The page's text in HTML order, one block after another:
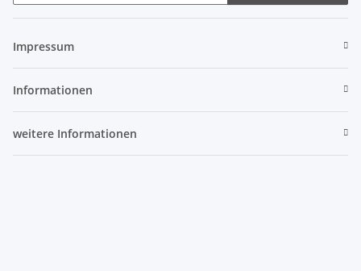
Impressum
Informationen
weitere Informationen